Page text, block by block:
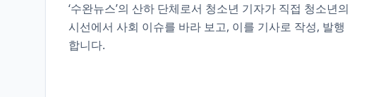
‘수완뉴스’의 산하 단체로서 청소년 기자가 직접 청소년의
시선에서 사회 이슈를 바라 보고, 이를 기사로 작성, 발행
합니다.